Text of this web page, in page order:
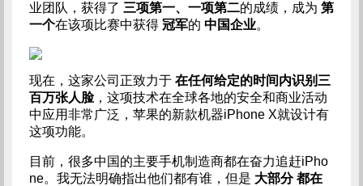
业团队，获得了 三项第一、一项第二的成绩，成为 第
一个在该项比赛中获得 冠军的 中国企业。
现在，这家公司正致力于 在任何给定的时间内识别三
百万张人脸，这项技术在全球各地的安全和商业活动
中应用非常广泛，苹果的新款机器iPhone X就设计有
这项功能。
目前，很多中国的主要手机制造商都在奋力追赶iPho
ne。我无法明确指出他们都有谁，但是 大部分 都在